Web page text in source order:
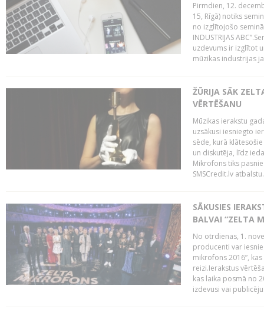
Pirmdien, 12.
15, Rīgā) notiks
no izglītojošo
INDUSTRIJAS
uzdevums ir izglītot
mūzikas industrijas
ŽŪRIJA SĀK
VĒRTĒŠANU
Mūzikas ierakstu
uzsākusi iesniegto
sēde, kurā
un diskutēja, līdz
Mikrofons tiks
SMSCredit.lv
SĀKUSIES
BALVAI “ZELTA
No otrdienas, 1.
producenti var
mikrofons 2016”,
reizi.Ierakstus
kas laika posmā no
izdevusi vai